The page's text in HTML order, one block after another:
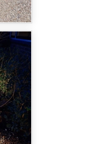
insecten en
in de
af. Elk
geheel dat
is. Het
en
– een project